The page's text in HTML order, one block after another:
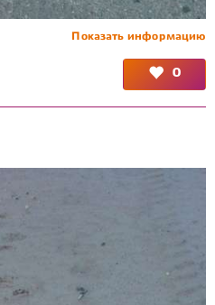
Показать информацию
0